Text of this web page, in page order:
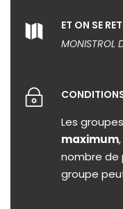
ET ON SE
MONISTROL
Les
maximum
nombre de
groupe